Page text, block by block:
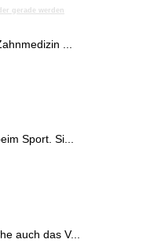
gerade werden
...
Sport. Si...
auch das V...